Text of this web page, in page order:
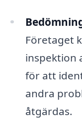
Företaget
inspektion
för att
andra
åtgärdas.